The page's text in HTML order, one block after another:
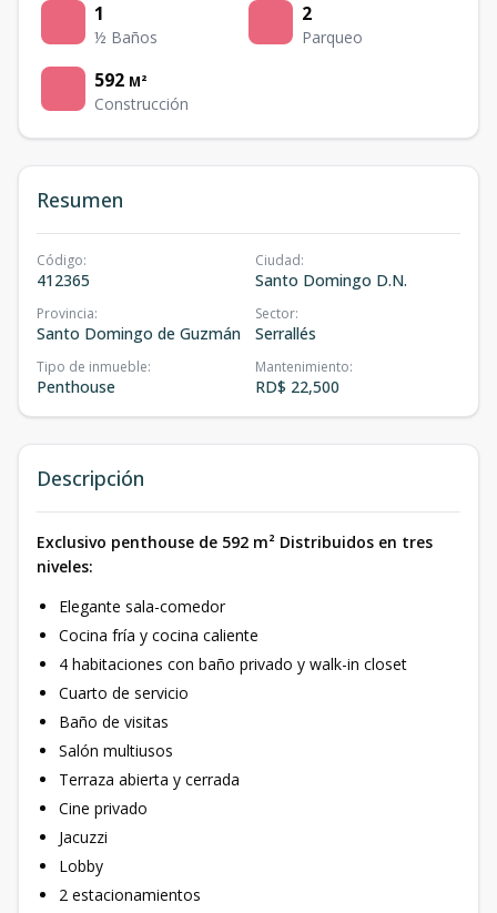
1
½ Baños
2
Parqueo
592 M²
Construcción
Resumen
Código:
412365
Ciudad:
Santo Domingo D.N.
Provincia:
Santo Domingo de Guzmán
Sector:
Serrallés
Tipo de inmueble:
Penthouse
Mantenimiento:
RD$ 22,500
Descripción
Exclusivo penthouse de 592 m² Distribuidos en tres
niveles:
Elegante sala-comedor
Cocina fría y cocina caliente
4 habitaciones con baño privado y walk-in closet
Cuarto de servicio
Baño de visitas
Salón multiusos
Terraza abierta y cerrada
Cine privado
Jacuzzi
Lobby
2 estacionamientos